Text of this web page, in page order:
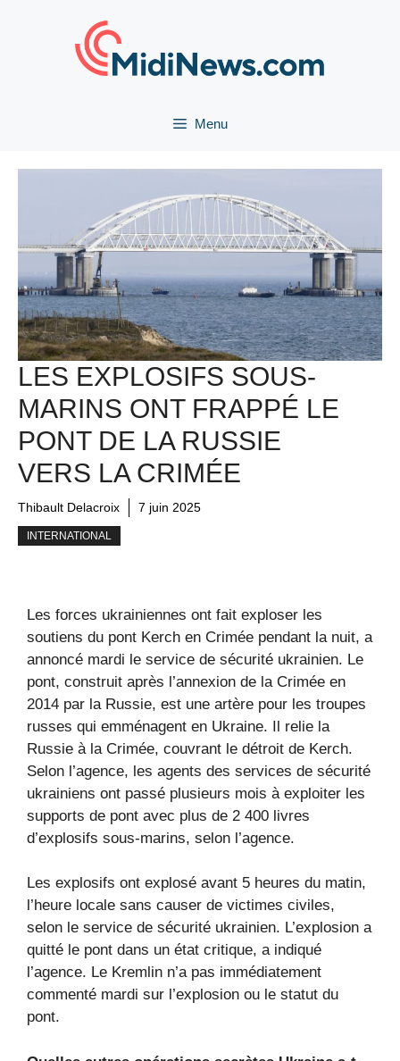
Menu
LES EXPLOSIFS SOUS-
MARINS ONT FRAPPÉ LE
PONT DE LA RUSSIE
VERS LA CRIMÉE
Thibault Delacroix 7 juin 2025
INTERNATIONAL
Les forces ukrainiennes ont fait exploser les
soutiens du pont Kerch en Crimée pendant la nuit, a
annoncé mardi le service de sécurité ukrainien. Le
pont, construit après l’annexion de la Crimée en
2014 par la Russie, est une artère pour les troupes
russes qui emménagent en Ukraine. Il relie la
Russie à la Crimée, couvrant le détroit de Kerch.
Selon l’agence, les agents des services de sécurité
ukrainiens ont passé plusieurs mois à exploiter les
supports de pont avec plus de 2 400 livres
d’explosifs sous-marins, selon l’agence.
Les explosifs ont explosé avant 5 heures du matin,
l’heure locale sans causer de victimes civiles,
selon le service de sécurité ukrainien. L’explosion a
quitté le pont dans un état critique, a indiqué
l’agence. Le Kremlin n’a pas immédiatement
commenté mardi sur l’explosion ou le statut du
pont.